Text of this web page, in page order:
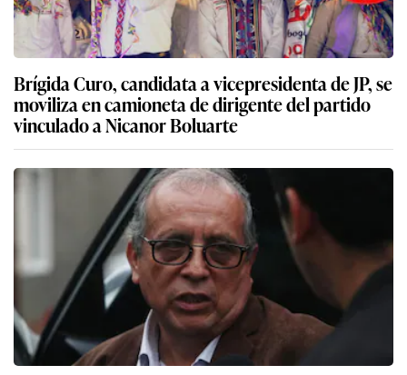
Brígida Curo, candidata a vicepresidenta de JP, se
moviliza en camioneta de dirigente del partido
vinculado a Nicanor Boluarte